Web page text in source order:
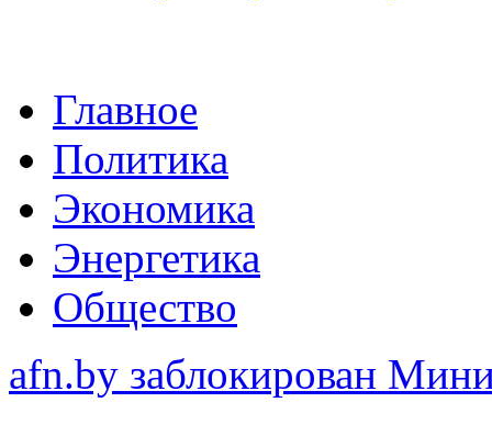
Главное
Политика
Экономика
Энергетика
Общество
afn.by заблокирован